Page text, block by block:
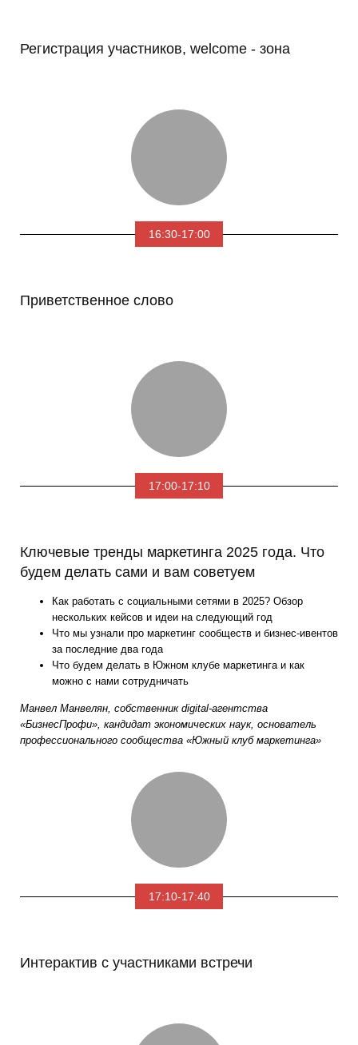
16:30-17:00
Регистрация участников, welcome - зона
17:00-17:10
Приветственное слово
17:10-17:40
Ключевые тренды маркетинга 2025 года. Что
будем делать сами и вам советуем
Как работать с социальными сетями в 2025? Обзор
нескольких кейсов и идеи на следующий год
Что мы узнали про маркетинг сообществ и бизнес-ивентов
за последние два года
Что будем делать в Южном клубе маркетинга и как
можно с нами сотрудничать
Манвел Манвелян, собственник digital-агентства
«БизнесПрофи», кандидат экономических наук, основатель
профессионального сообщества «Южный клуб маркетинга»
Интерактив с участниками встречи